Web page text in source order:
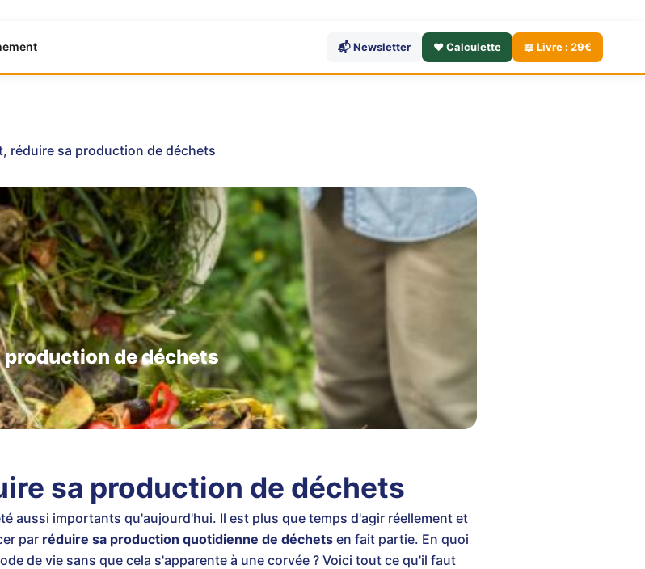
📬 Newsletter ❤️ Calculette 📖 Livre : 29€
réduire sa production de déchets
production de déchets
sa production de déchets
aussi importants qu'aujourd'hui. Il est plus que temps d'agir réellement et
par réduire sa production quotidienne de déchets en fait partie. En quoi
de vie sans que cela s'apparente à une corvée ? Voici tout ce qu'il faut